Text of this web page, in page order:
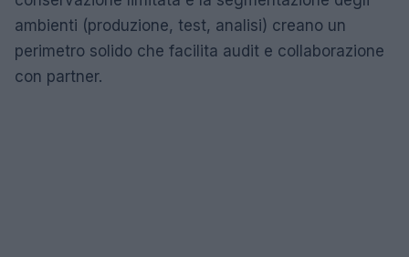
ambienti (produzione, test, analisi) creano un
perimetro solido che facilita audit e collaborazione
con partner.